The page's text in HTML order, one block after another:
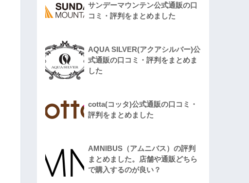
サンデーマウンテン公式通販の口
コミ・評判をまとめました
AQUA SILVER(アクアシルバー)公
式通販の口コミ・評判をまとめま
した
cotta(コッタ)公式通販の口コミ・
評判をまとめました
AMNIBUS（アムニバス）の評判
まとめました。店舗や通販どちら
で購入するのが良い？